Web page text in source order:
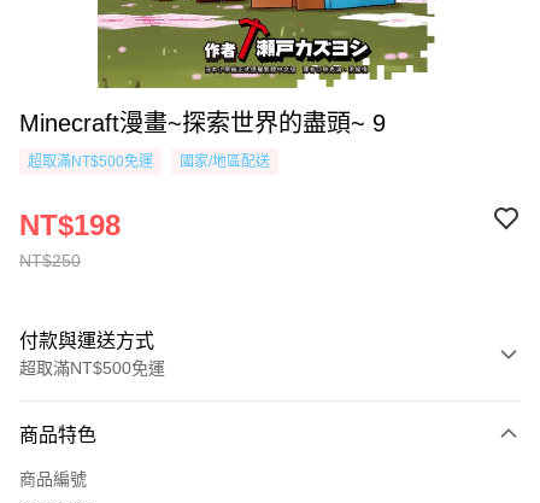
Minecraft漫畫~探索世界的盡頭~ 9
超取滿NT$500免運 國家/地區配送
NT$250
NT$198
付款與運送方式
超取滿NT$500免運
信用卡一次付款
超商取貨付款
商品特色
商品編號